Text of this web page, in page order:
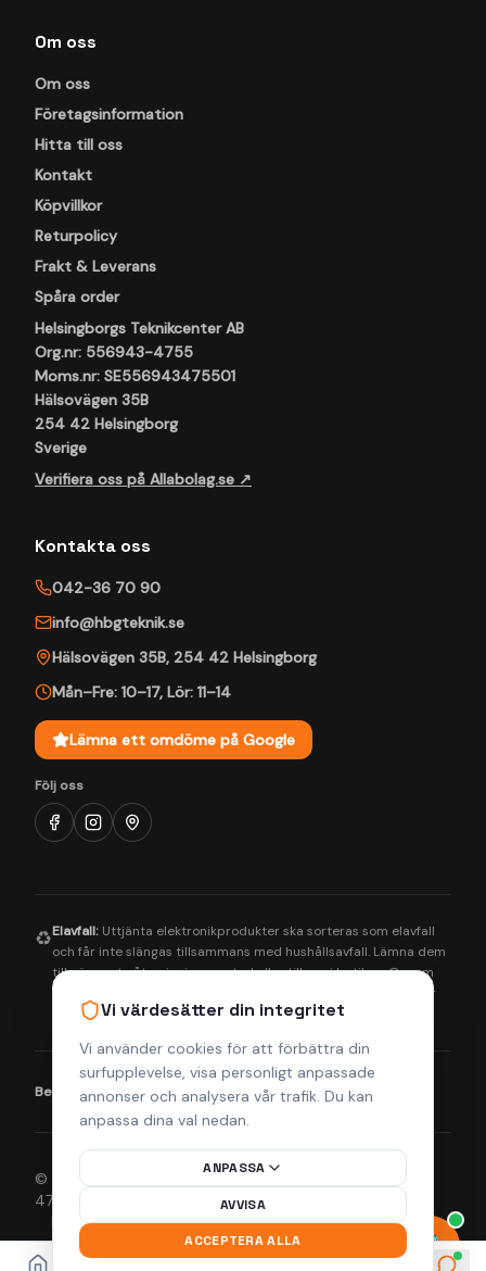
Vi värdesätter din integritet
Vi använder cookies för att förbättra din
surfupplevelse, visa personligt anpassade
annonser och analysera vår trafik. Du kan
anpassa dina val nedan.
ANPASSA
AVVISA
ACCEPTERA ALLA
Om oss
Om oss
Företagsinformation
Hitta till oss
Kontakt
Köpvillkor
Returpolicy
Frakt & Leverans
Spåra order
Helsingborgs Teknikcenter AB
Org.nr: 556943-4755
Moms.nr: SE556943475501
Hälsovägen 35B
254 42 Helsingborg
Sverige
Verifiera oss på Allabolag.se ↗
Kontakta oss
042-36 70 90
info@hbgteknik.se
Hälsovägen 35B, 254 42 Helsingborg
Mån–Fre: 10–17, Lör: 11–14
Lämna ett omdöme på Google
Följ oss
♻️Elavfall: Uttjänta elektronikprodukter ska sorteras som elavfall
och får inte slängas tillsammans med hushållsavfall. Lämna dem
till närmaste återvinningscentral eller till oss i butiken. Genom
korrekt hantering bidrar du till en bättre miljö och säkerställer
att farliga ämnen tas om hand på rätt sätt.
Betalningsmetoder: Visa Mastercard Klarna
© 2026 Helsingborgs Teknikcenter AB (Org.nr 556943-
4755). Alla rättigheter förbehållna.
IntegritetspolicyKöpvillkorReturpolicyFrakt & Leverans